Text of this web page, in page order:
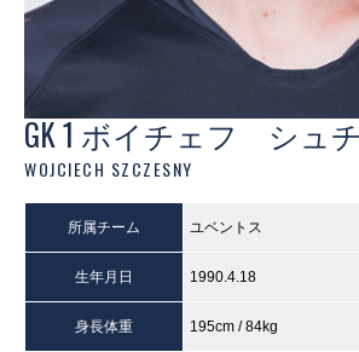
GK 1 ボイチェフ シュ
WOJCIECH SZCZESNY
所属チーム ユベントス
生年月日 1990.4.18
身長体重 195cm / 84kg